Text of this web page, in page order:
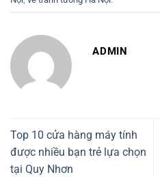
ADMIN
Top 10 cửa hàng máy tính
được nhiều bạn trẻ lựa chọn
tại Quy Nhơn